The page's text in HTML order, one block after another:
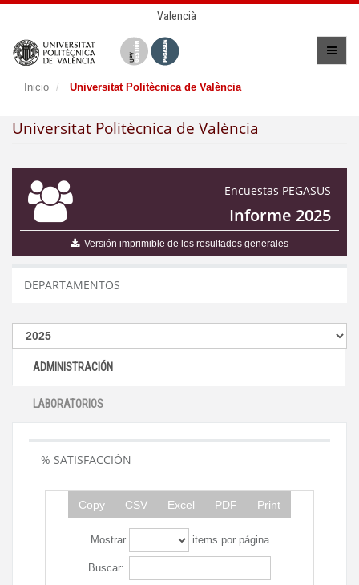
Valencià
Inicio Universitat Politècnica de València
Universitat Politècnica de València
Encuestas PEGASUS
Informe 2025
Versión imprimible de los resultados generales
DEPARTAMENTOS
ADMINISTRACIÓN
LABORATORIOS
% SATISFACCIÓN
Copy CSV Excel PDF Print
Mostrar items por página
Buscar: